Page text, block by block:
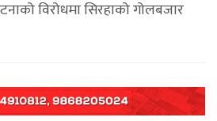
विरोधमा सिरहाको गोलबजार
स्थानीयले प्रदर्शन गरेका